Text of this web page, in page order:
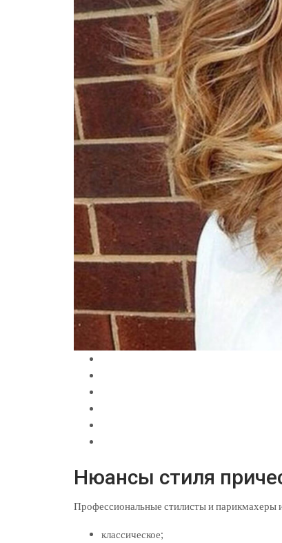
Нюансы стиля
Профессиональные стилисты и парикмахеры
классическое;